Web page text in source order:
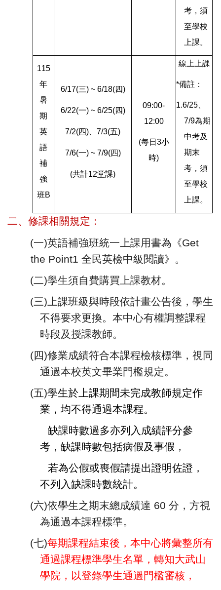
考，須
至學校
上課。
115
年
暑
期
英
語
補
強
班B
6/17(三) ~ 6/18(四)
6/22(一) ~ 6/25(四)
7/2(四)、7/3(五)
7/6(一) ~ 7/9(四)
(共計12堂課)
09:00-
12:00
(每日3小
時)
線上上課
*備註：
1.6/25
7/9為期
中考及
期末
考，須
至學校
上課。
二、修課相關規定：
(一)英語補強班統一上課用書為《Get
the Point1 全民英檢中級閱讀》。
(二)學生須自費購買上課教材。
(三)上課班級與時段依計畫公告後，學生
不得要求更換。本中心有權調整課程
時段及授課教師。
(四)修業成績符合本課程檢核標準，視同
通過本校英文畢業門檻規定。
(五)學生於上課期間未完成教師規定作
業，均不得通過本課程。
缺課時數過多亦列入成績評分參
考，缺課時數包括病假及事假，
若為公假或喪假請提出證明佐證，
不列入缺課時數統計。
(六)依學生之期末總成績達 60 分，方視
為通過本課程標準。
(七)每期課程結束後，本中心將彙整所有
通過課程標準學生名單， 轉知大武山
學院，以登錄學生通過門檻審核，